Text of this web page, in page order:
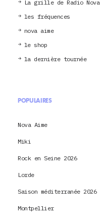
La grille de Radio Nova
les fréquences
nova aime
le shop
la dernière tournée
POPULAIRES
Nova Aime
Miki
Rock en Seine 2026
Lorde
Saison méditerranée 2026
Montpellier